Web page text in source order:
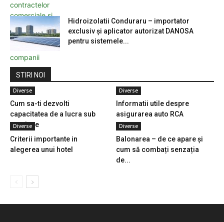
Hidroizolatii Conduraru – importator
exclusiv și aplicator autorizat DANOSA
pentru sistemele...
STIRI NOI
Diverse
Cum sa-ti dezvolti
capacitatea de a lucra sub
presiune
Diverse
Informatii utile despre
asigurarea auto RCA
Diverse
Criterii importante in
alegerea unui hotel
Diverse
Balonarea – de ce apare și
cum să combați senzația
de...